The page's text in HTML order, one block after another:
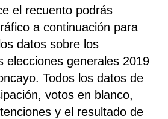
el recuento podrás
a continuación para
datos sobre los
elecciones generales 2019
Todos los datos de
votos en blanco,
y el resultado de